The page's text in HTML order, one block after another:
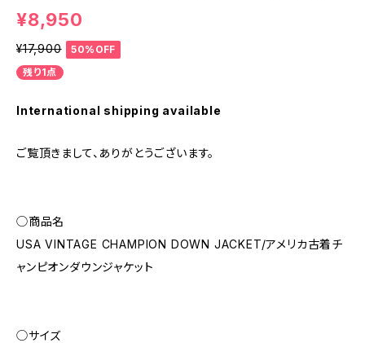
¥8,950
¥17,900
50%OFF
残り1点
International shipping available
ご覧頂きまして、ありがとうございます。
◯商品名
USA VINTAGE CHAMPION DOWN JACKET/アメリカ古着チ
ャンピオンダウンジャケット
◯サイズ